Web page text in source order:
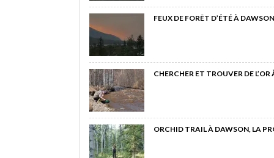
FEUX DE FORÊT D’ÉTÉ À
CHERCHER ET TROUVER DE
ORCHID TRAIL À DAWSON, LA